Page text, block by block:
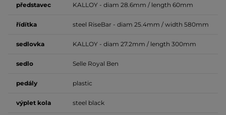
představec KALLOY - diam 28.6mm / length 60mm
řídítka steel RiseBar - diam 25.4mm / width 580mm
sedlovka KALLOY - diam 27.2mm / length 300mm
sedlo Selle Royal Ben
pedály plastic
výplet kola steel black